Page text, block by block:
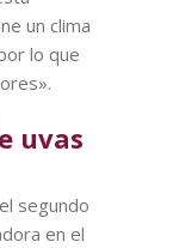
un clima
lo que
uvas
segundo
en el